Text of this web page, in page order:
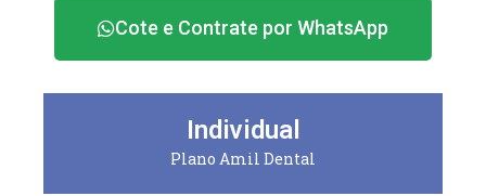
Cote e Contrate por WhatsApp
Individual
Plano Amil Dental